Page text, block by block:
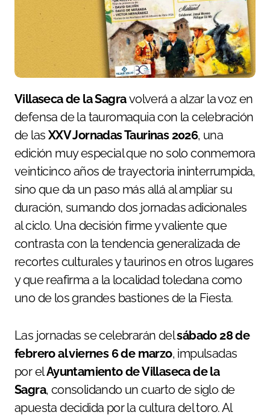
Villaseca de la Sagravolverá a alzar la voz en
defensa de la tauromaquia con la celebración
de las XXV Jornadas Taurinas 2026, una
edición muy especial que no solo conmemora
veinticinco años de trayectoria ininterrumpida,
sino que da un paso más allá al ampliar su
duración, sumando dos jornadas adicionales
al ciclo. Una decisión firme y valiente que
contrasta con la tendencia generalizada de
recortes culturales y taurinos en otros lugares
y que reafirma a la localidad toledana como
uno de los grandes bastiones de la Fiesta.
Las jornadas se celebrarán delsábado 28 de
febrero al viernes 6 de marzo, impulsadas
por elAyuntamiento de Villaseca de la
Sagra, consolidando un cuarto de siglo de
apuesta decidida por la cultura del toro. Al